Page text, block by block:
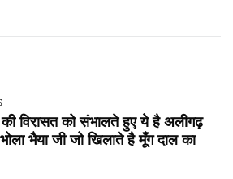
की विरासत को संभालते हुए ये है अलीगढ़
भैया जी जो खिलाते है मूँग दाल का